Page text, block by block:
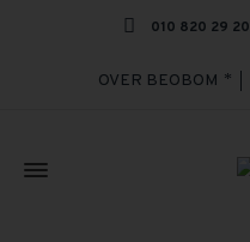
010 820 29 20
OVER BEOBOM